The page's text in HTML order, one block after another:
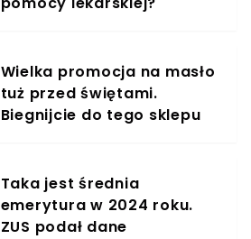
Wielka promocja na masło
tuż przed świętami.
Biegnijcie do tego sklepu
Taka jest średnia
emerytura w 2024 roku.
ZUS podał dane